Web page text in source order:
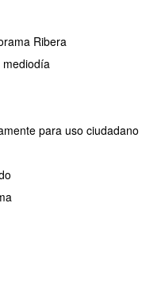
Ribera
mediodía
para uso ciudadano